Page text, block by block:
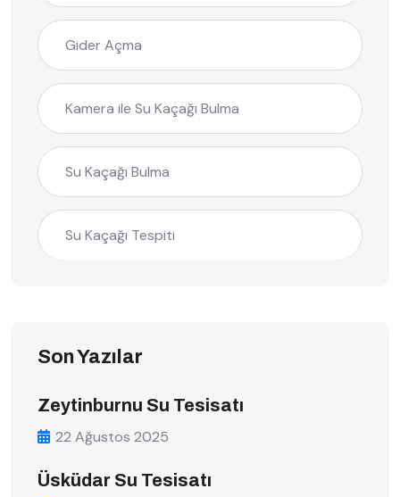
Gider Açma
Kamera ile Su Kaçağı Bulma
Su Kaçağı Bulma
Su Kaçağı Tespiti
Son Yazılar
Zeytinburnu Su Tesisatı
22 Ağustos 2025
Üsküdar Su Tesisatı